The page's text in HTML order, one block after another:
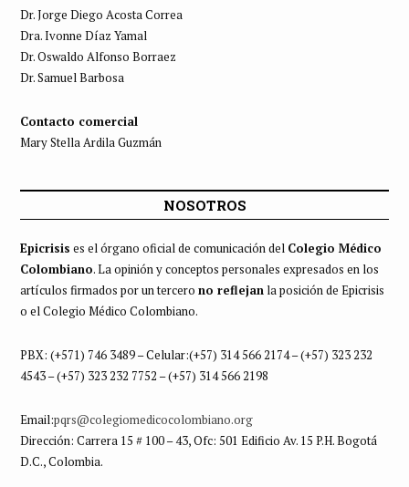
Dr. Jorge Diego Acosta Correa
Dra. Ivonne Díaz Yamal
Dr. Oswaldo Alfonso Borraez
Dr. Samuel Barbosa
Contacto comercial
Mary Stella Ardila Guzmán
NOSOTROS
Epicrisis es el órgano oficial de comunicación del Colegio Médico
Colombiano. La opinión y conceptos personales expresados en los
artículos firmados por un tercero no reflejan la posición de Epicrisis
o el Colegio Médico Colombiano.
PBX: (+571) 746 3489 – Celular:(+57) 314 566 2174 – (+57) 323 232
4543 – (+57) 323 232 7752 – (+57) 314 566 2198
Email:pqrs@colegiomedicocolombiano.org
Dirección: Carrera 15 # 100 – 43, Ofc: 501 Edificio Av. 15 P.H. Bogotá
D.C., Colombia.